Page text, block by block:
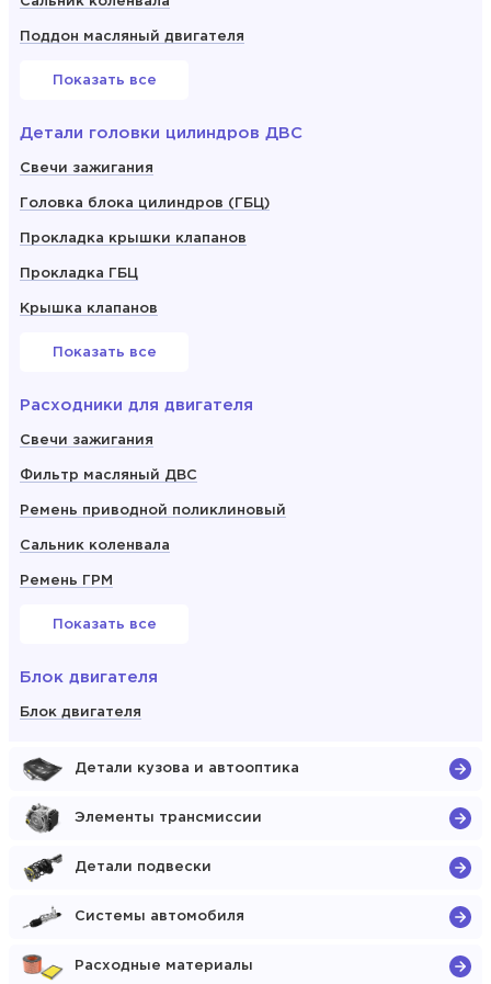
Поддон масляный двигателя
Показать все
Детали головки цилиндров ДВС
Свечи зажигания
Головка блока цилиндров (ГБЦ)
Прокладка крышки клапанов
Прокладка ГБЦ
Крышка клапанов
Показать все
Расходники для двигателя
Свечи зажигания
Фильтр масляный ДВС
Ремень приводной поликлиновый
Сальник коленвала
Ремень ГРМ
Показать все
Блок двигателя
Блок двигателя
Детали кузова и автооптика
Элементы трансмиссии
Детали подвески
Системы автомобиля
Расходные материалы